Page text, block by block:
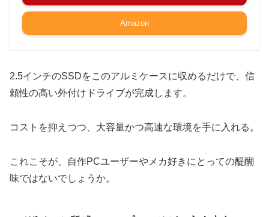
Amazon
2.5インチのSSDをこのアルミケースに収めるだけで、信
頼性の高い外付けドライブが完成します。
コストを抑えつつ、大容量かつ高速な環境を手に入れる。
これこそが、自作PCユーザーやメカ好きにとっての醍醐
味ではないでしょうか。